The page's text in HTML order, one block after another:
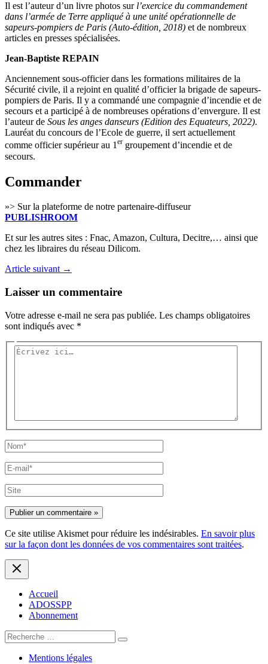
Il est l’auteur d’un livre pho­tos sur l’exercice du com­man­de­ment
dans l’armée de Terre appli­qué à une uni­té opé­ra­tion­nelle de
sapeurs-pom­piers de Paris (Auto-édi­tion, 2018) et de nom­breux
articles en presses spécialisées.
Jean-Bap­tiste REPAIN
Ancien­ne­ment sous-offi­cier dans les for­ma­tions mili­taires de la
Sécu­ri­té civile, il a rejoint en qua­li­té d’officier la bri­gade de sapeurs-
pom­piers de Paris. Il y a com­man­dé une com­pa­gnie d’incendie et de
secours et a par­ti­ci­pé à de nom­breuses opé­ra­tions d’envergure. Il est
l’auteur de Sous les anges dan­seurs (Edi­tion des Equa­teurs, 2022).
Lau­réat du concours de l’Ecole de guerre, il sert actuel­le­ment
comme offi­cier supé­rieur au 1er grou­pe­ment d’incendie et de
secours.
Commander
»> Sur la pla­te­forme de notre par­te­naire-dif­fu­seur
PUBLISHROOM
Et sur les autres sites : Fnac, Ama­zon, Cultu­ra, Decitre,… ain­si que
chez les libraires du réseau Dilicom.
Article suivant →
Laisser un commentaire
Votre adresse e-mail ne sera pas publiée. Les champs obligatoires
sont indiqués avec *
Écrivez
Nom*
E-
mail*
Site
Ce site utilise Akismet pour réduire les indésirables. En savoir plus
sur la façon dont les données de vos commentaires sont traitées.
Accueil
ADOSSPP
Abonnement
Search
for:
Mentions légales